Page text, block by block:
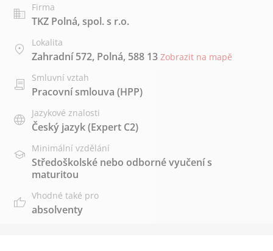
Firma
TKZ Polná, spol. s r.o.
Lokalita
Zahradní 572, Polná, 588 13 Zobrazit na mapě
Smluvní vztah
Pracovní smlouva (HPP)
Jazykové znalosti
Český jazyk(Expert C2)
Minimální vzdělání
Středoškolské nebo odborné vyučení s
maturitou
Vhodné také pro
absolventy